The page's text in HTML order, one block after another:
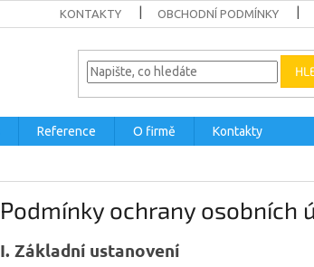
KONTAKTY OBCHODNÍ PODMÍNKY
Reference O firmě Kontakty
Podmínky ochrany osobních
I. Základní ustanovení